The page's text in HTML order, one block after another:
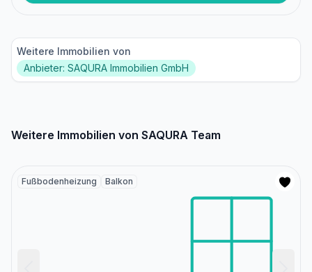
Weitere Immobilien von
Anbieter: SAQURA Immobilien GmbH
Weitere Immobilien von SAQURA Team
Fußbodenheizung Balkon